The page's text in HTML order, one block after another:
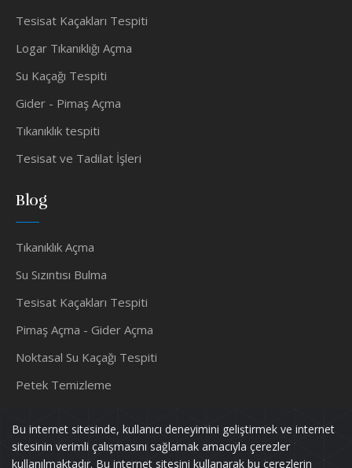
Bu internet sitesinde, kullanıcı deneyimini geliştirmek ve internet
sitesinin verimli çalışmasını sağlamak amacıyla çerezler
kullanılmaktadır. Bu internet sitesini kullanarak bu çerezlerin
Tesisat Kaçakları Tespiti
Logar Tıkanıklığı Açma
Su Kaçağı Tespiti
Gider - Pimaş Açma
Tıkanıklık tespiti
Tesisat ve Tadilat İşleri
Blog
Tıkanıklık Açma
Su Sızıntısı Bulma
Tesisat Kaçakları Tespiti
Pimaş Açma - Gider Açma
Noktasal Su Kaçağı Tespiti
Petek Temizleme